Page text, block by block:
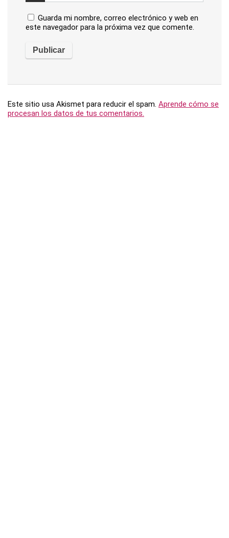
Guarda mi nombre, correo electrónico y web en
este navegador para la próxima vez que comente.
Este sitio usa Akismet para reducir el spam. Aprende cómo se
procesan los datos de tus comentarios.